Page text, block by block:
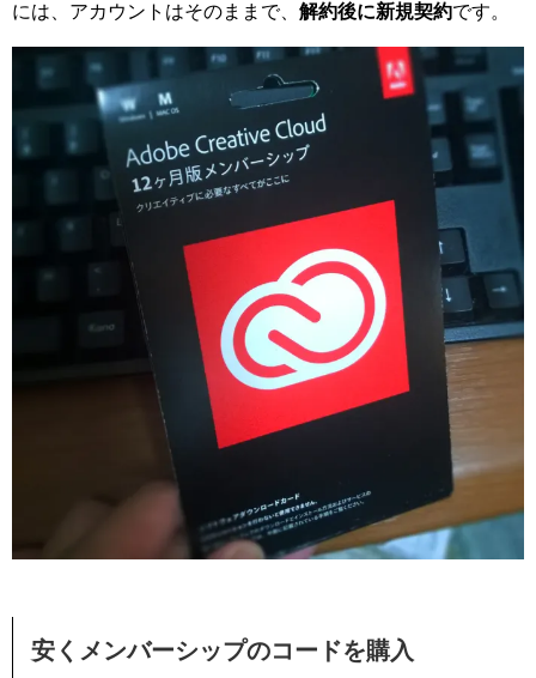
には、アカウントはそのままで、 解約後に新規契約です。
安くメンバーシップのコードを購入